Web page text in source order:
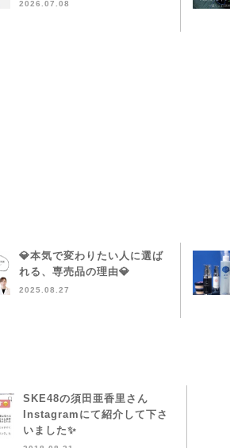
2026.07.08
💎本気で変わりたい人に選ば
れる、専売品の理由💎
2025.08.27
SKE48の須田亜香里さん
Instagramにて紹介して下さ
いました✨